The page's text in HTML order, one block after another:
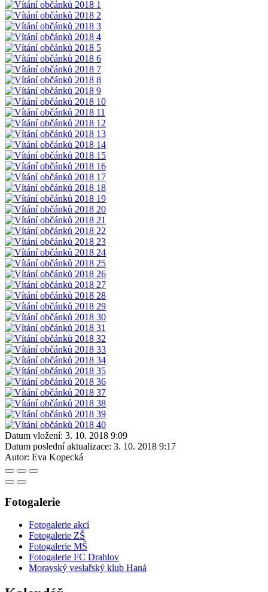
Datum vložení: 3. 10. 2018 9:09
Datum poslední aktualizace: 3. 10. 2018 9:17
Autor: Eva Kopecká
Fotogalerie
Fotogalerie akcí
Fotogalerie ZŠ
Fotogalerie MŠ
Fotogalerie FC Drahlov
Moravský veslařský klub Haná